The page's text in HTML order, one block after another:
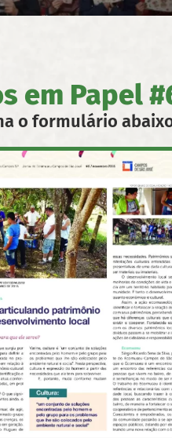
em Papel
o formulário